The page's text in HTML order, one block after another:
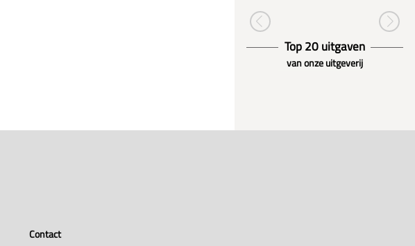
Top 20 uitgaven
van onze uitgeverij
Contact